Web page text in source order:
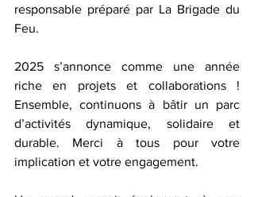
responsable préparé par La Brigade du
Feu.
2025 s’annonce comme une année
riche en projets et collaborations !
Ensemble, continuons à bâtir un parc
d’activités dynamique, solidaire et
durable. Merci à tous pour votre
implication et votre engagement.